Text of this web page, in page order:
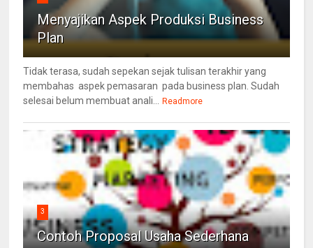
Menyajikan Aspek Produksi Business
Plan
Tidak terasa, sudah sepekan sejak tulisan terakhir yang
membahas aspek pemasaran pada business plan. Sudah
selesai belum membuat anali...
Readmore
3
Contoh Proposal Usaha Sederhana